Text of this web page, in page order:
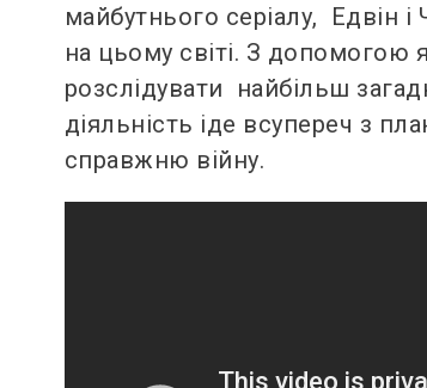
майбутнього серіалу, Едвін
на цьому світі. З допомогою
розслідувати найбільш
діяльність іде всупереч з
справжню війну.